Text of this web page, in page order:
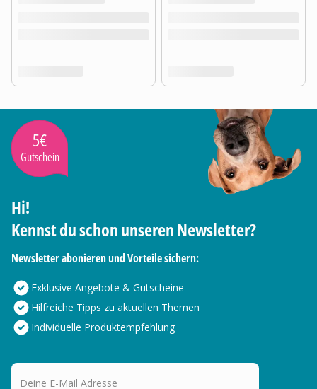
5€
Gutschein
Hi!
Kennst du schon unseren Newsletter?
Newsletter abonieren und Vorteile sichern:
Exklusive Angebote & Gutscheine
Hilfreiche Tipps zu aktuellen Themen
Individuelle Produktempfehlung
Deine E-Mail Adresse